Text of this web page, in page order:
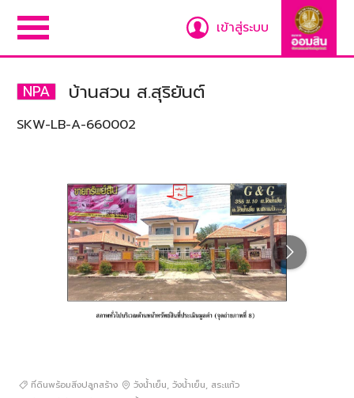
เข้าสู่ระบบ
NPA บ้านสวน ส.สุริยันต์
SKW-LB-A-660002
ที่ดินพร้อมสิ่งปลูกสร้าง วังน้ำเย็น, วังน้ำเย็น, สระแก้ว